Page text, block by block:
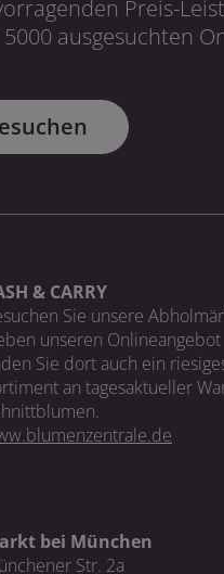
Preis-
ausgesuchten
& CARRY
Sie unsere
unseren Onlineangebot
Sie dort auch ein
an tagesaktueller
bei München
Str. 2a